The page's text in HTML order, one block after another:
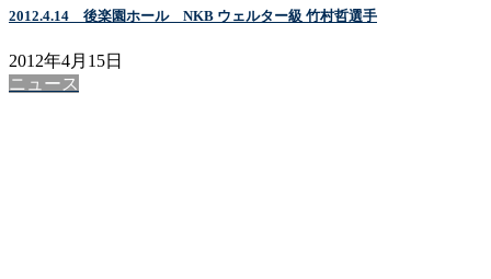
2012.4.14 後楽園ホール NKB ウェルター級 竹村哲選手
2012年4月15日
ニュース